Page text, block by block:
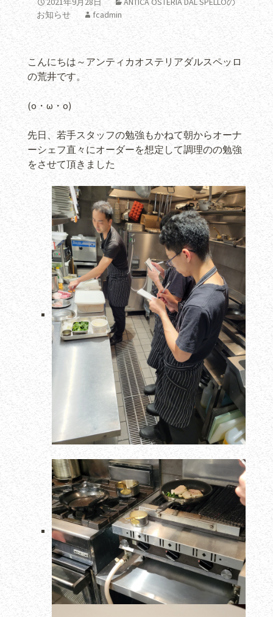
お知らせ
fcadmin
こんにちは～アンティカオステリアダルスペッロ
の荒井です。
(o・ω・o)
先日、若手スタッフの勉強もかねて朝からオーナ
ーシェフ直々にオーダーを想定して調理のの勉強
をさせて頂きました